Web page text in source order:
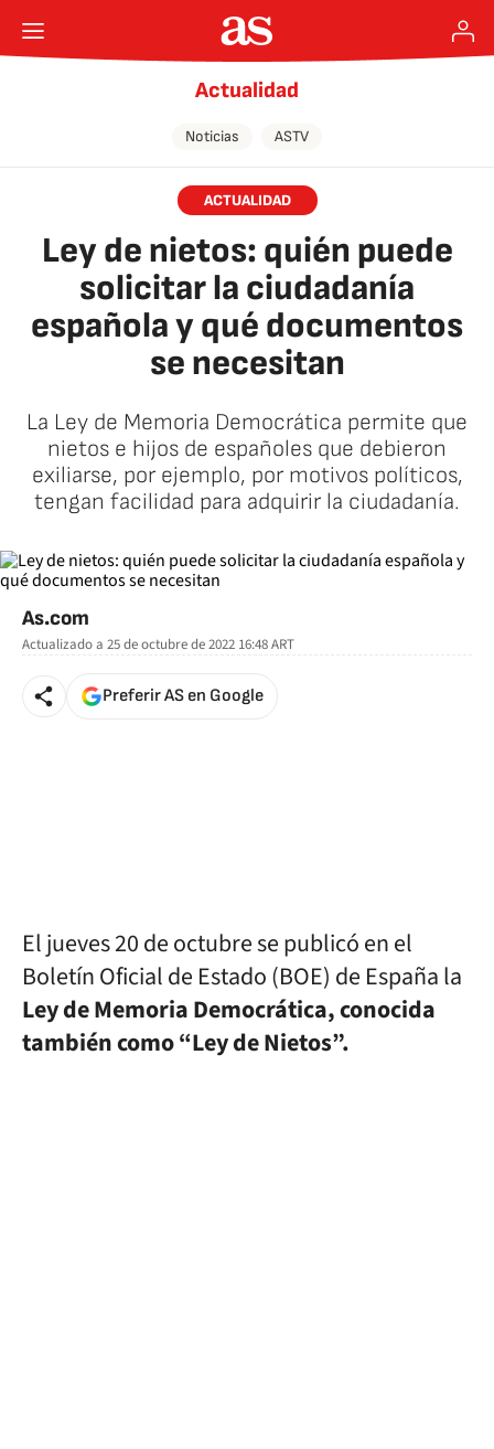
Actualidad
Noticias ASTV
ACTUALIDAD
Ley de nietos: quién puede
solicitar la ciudadanía
española y qué documentos
se necesitan
La Ley de Memoria Democrática permite que
nietos e hijos de españoles que debieron
exiliarse, por ejemplo, por motivos políticos,
tengan facilidad para adquirir la ciudadanía.
As.com
Actualizado a 25 de octubre de 2022 16:48ART
Preferir AS en Google
El jueves 20 de octubre se publicó en el
Boletín Oficial de Estado (BOE) de España la
Ley de Memoria Democrática, conocida
también como “Ley de Nietos”.